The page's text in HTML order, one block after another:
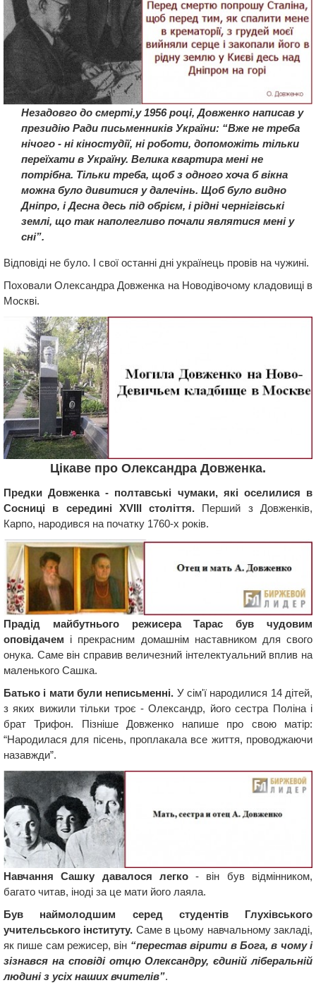
Незадовго до смерті,у 1956 році, Довженко написав у
президію Ради письменників України: “Вже не треба
нічого - ні кіностудії, ні роботи, допоможіть тільки
переїхати в Україну. Велика квартира мені не
потрібна. Тільки треба, щоб з одного хоча б вікна
можна було дивитися у далечінь. Щоб було видно
Дніпро, і Десна десь під обрієм, і рідні чернігівські
землі, що так наполегливо почали являтися мені у
сні”.
Відповіді не було. І свої останні дні українець провів на чужині.
Поховали Олександра Довженка на Новодівочому кладовищі в
Москві.
Цікаве про Олександра Довженка.
Предки Довженка - полтавські чумаки, які оселилися в
Сосниці в середині ХVIII століття. Перший з Довженків,
Карпо, народився на початку 1760-х років.
Прадід майбутнього режисера Тарас був чудовим
оповідачем і прекрасним домашнім наставником для свого
онука. Саме він справив величезний інтелектуальний вплив на
маленького Сашка.
Батько і мати були неписьменні. У сім'ї народилися 14 дітей,
з яких вижили тільки троє - Олександр, його сестра Поліна і
брат Трифон. Пізніше Довженко напише про свою матір:
“Народилася для пісень, проплакала все життя, проводжаючи
назавжди”.
Навчання Сашку давалося легко- він був відмінником,
багато читав, іноді за це мати його лаяла.
Був наймолодшим серед студентів Глухівського
учительського інституту. Саме в цьому навчальному закладі,
як пише сам режисер, він “перестав вірити в Бога, в чому і
зізнався на сповіді отцю Олександру, єдиній ліберальній
людині з усіх наших вчителів”.